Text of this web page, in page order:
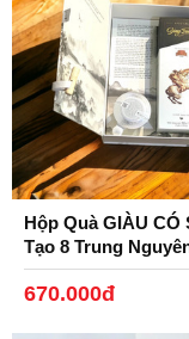
Đây là sản phẩm
Hộp Quà GIÀU CÓ
Tạo 8 Trung
670.000đ